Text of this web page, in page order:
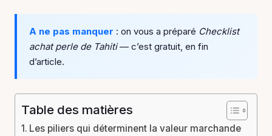
A ne pas manquer : on vous a préparé Checklist
achat perle de Tahiti— c’est gratuit, en fin
d’article.
Table des matières
Les piliers qui déterminent la valeur marchande